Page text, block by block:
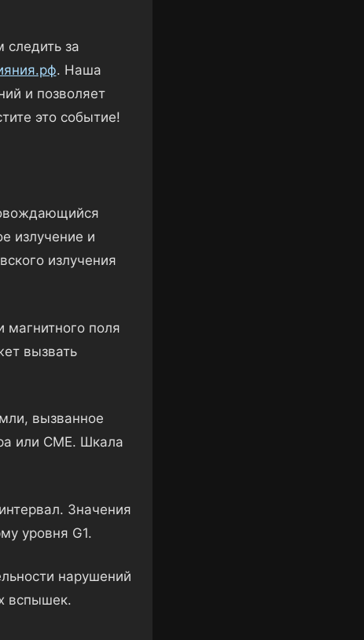
за
. Наша
и позволяет
это событие!
излучение и
излучения
магнитного поля
вызвать
вызванное
или CME. Шкала
Значения
уровня G1.
нарушений
вспышек.